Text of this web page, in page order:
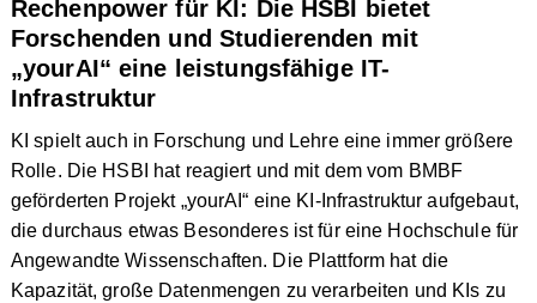
Rechenpower für KI: Die HSBI bietet
Forschenden und Studierenden mit
„yourAI“ eine leistungsfähige IT-
Infrastruktur
KI spielt auch in Forschung und Lehre eine immer größere
Rolle. Die HSBI hat reagiert und mit dem vom BMBF
geförderten Projekt „yourAI“ eine KI-Infrastruktur aufgebaut,
die durchaus etwas Besonderes ist für eine Hochschule für
Angewandte Wissenschaften. Die Plattform hat die
Kapazität, große Datenmengen zu verarbeiten und KIs zu